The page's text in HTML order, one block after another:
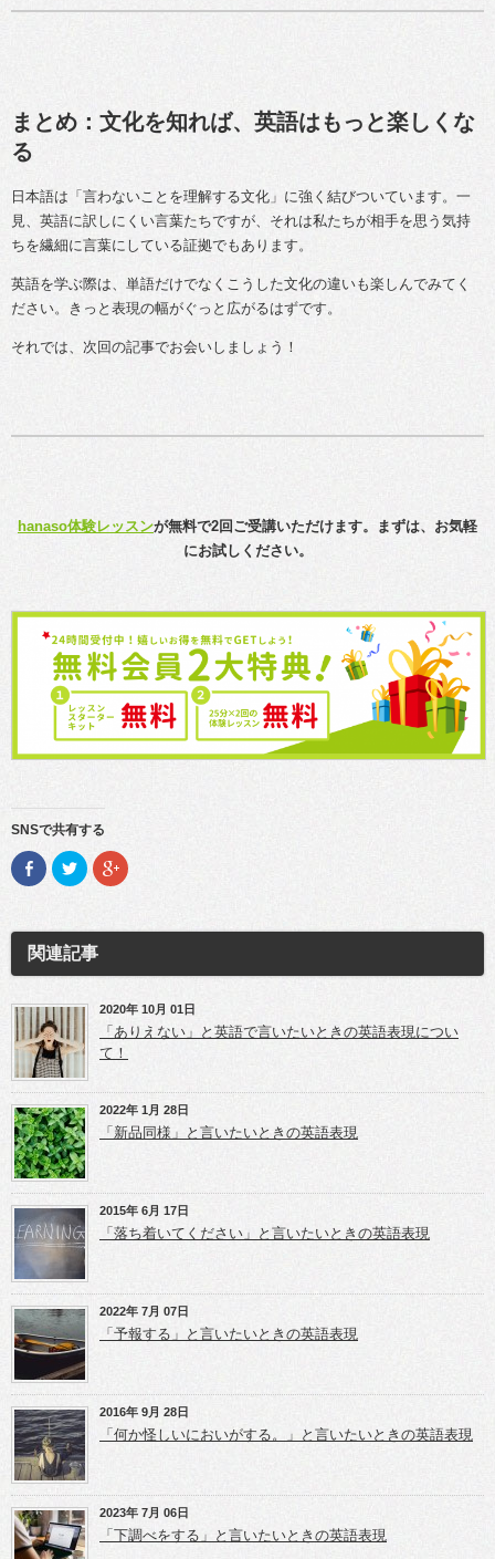
まとめ：文化を知れば、英語はもっと楽しくな
る
日本語は「言わないことを理解する文化」に強く結びついています。一
見、英語に訳しにくい言葉たちですが、それは私たちが相手を思う気持
ちを繊細に言葉にしている証拠でもあります。
英語を学ぶ際は、単語だけでなくこうした文化の違いも楽しんでみてく
ださい。きっと表現の幅がぐっと広がるはずです。
それでは、次回の記事でお会いしましょう！
hanaso体験レッスンが無料で2回ご受講いただけます。まずは、お気軽
にお試しください。
SNSで共有する
F
a
o
o
k
で
(新
し
い
ウ
ィ
ン
ド
ウ
で
開
き
ま
す)
ク
リ
て
T
w
i
e
共
(新
し
い
ウ
ィ
ン
ド
ウ
で
開
き
ま
す)
ク
リ
て
o
e
+
で
共
有
し
い
ウ
ィ
ン
開
き
ま
す)
関連記事
2020年 10月 01日
「ありえない」と英語で言いたいときの英語表現につい
て！
2022年 1月 28日
「新品同様」と言いたいときの英語表現
2015年 6月 17日
「落ち着いてください」と言いたいときの英語表現
2022年 7月 07日
「予報する」と言いたいときの英語表現
2016年 9月 28日
「何か怪しいにおいがする。」と言いたいときの英語表現
2023年 7月 06日
「下調べをする」と言いたいときの英語表現